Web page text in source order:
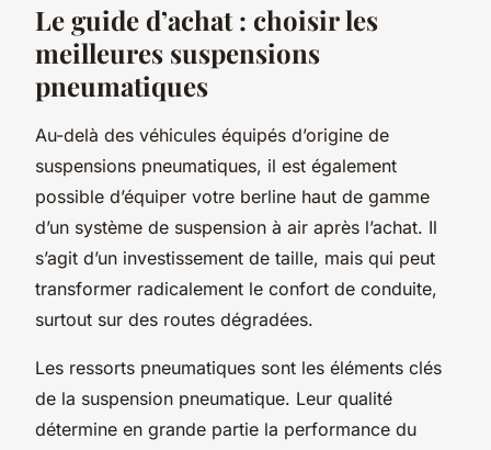
Le guide d’achat : choisir les
meilleures suspensions
pneumatiques
Au-delà des véhicules équipés d’origine de
suspensions pneumatiques, il est également
possible d’équiper votre berline haut de gamme
d’un système de suspension à air après l’achat. Il
s’agit d’un investissement de taille, mais qui peut
transformer radicalement le confort de conduite,
surtout sur des routes dégradées.
Les ressorts pneumatiques sont les éléments clés
de la suspension pneumatique. Leur qualité
détermine en grande partie la performance du